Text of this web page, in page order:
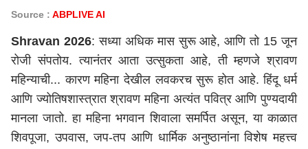
Source : ABPLIVE AI
Shravan 2026: सध्या अधिक मास सुरू आहे, आणि तो 15 जून
रोजी संपतोय. त्यानंतर आता उत्सुकता आहे, ती म्हणजे श्रावण
महिन्याची... कारण महिना देखील लवकरच सुरू होत आहे. हिंदू धर्म
आणि ज्योतिषशास्त्रात श्रावण महिना अत्यंत पवित्र आणि पुण्यदायी
मानला जातो. हा महिना भगवान शिवाला समर्पित असून, या काळात
शिवपूजा, उपवास, जप-तप आणि धार्मिक अनुष्ठानांना विशेष महत्त्व